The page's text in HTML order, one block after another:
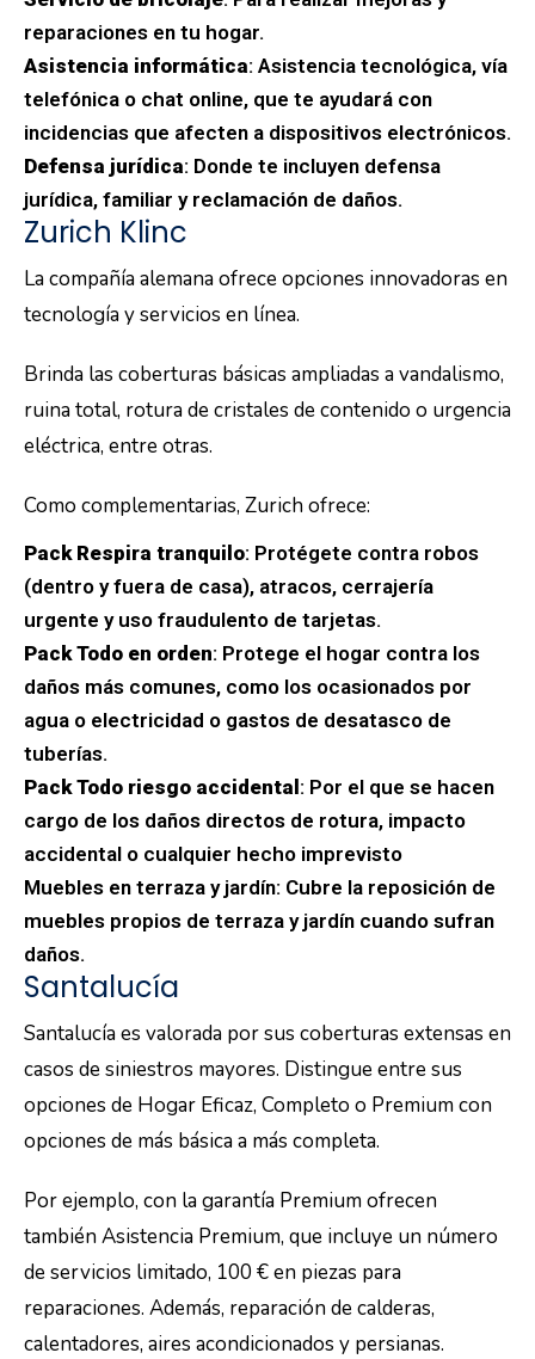
reparaciones en tu hogar.
Asistencia informática: Asistencia tecnológica, vía
telefónica o chat online, que te ayudará con
incidencias que afecten a dispositivos electrónicos.
Defensa jurídica: Donde te incluyen defensa
jurídica, familiar y reclamación de daños.
Zurich Klinc
La compañía alemana ofrece opciones innovadoras en
tecnología y servicios en línea.
Brinda las coberturas básicas ampliadas a vandalismo,
ruina total, rotura de cristales de contenido o urgencia
eléctrica, entre otras.
Como complementarias, Zurich ofrece:
Pack Respira tranquilo: Protégete contra robos
(dentro y fuera de casa), atracos, cerrajería
urgente y uso fraudulento de tarjetas.
Pack Todo en orden: Protege el hogar contra los
daños más comunes, como los ocasionados por
agua o electricidad o gastos de desatasco de
tuberías.
Pack Todo riesgo accidental: Por el que se hacen
cargo de los daños directos de rotura, impacto
accidental o cualquier hecho imprevisto
Muebles en terraza y jardín: Cubre la reposición de
muebles propios de terraza y jardín cuando sufran
daños.
Santalucía
Santalucía es valorada por sus coberturas extensas en
casos de siniestros mayores. Distingue entre sus
opciones de Hogar Eficaz, Completo o Premium con
opciones de más básica a más completa.
Por ejemplo, con la garantía Premium ofrecen
también Asistencia Premium, que incluye un número
de servicios limitado, 100 € en piezas para
reparaciones. Además, reparación de calderas,
calentadores, aires acondicionados y persianas.